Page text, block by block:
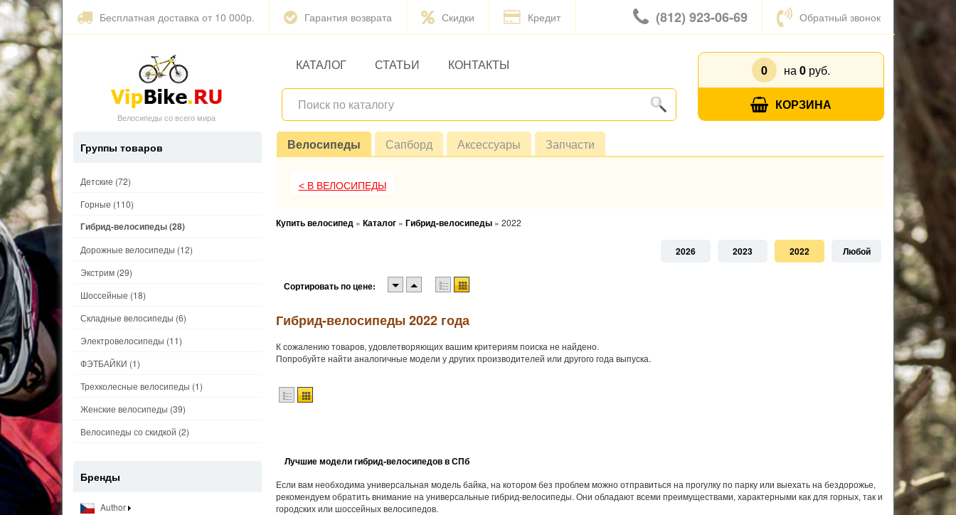
Бесплатная доставка от 10 000р. Гарантия возврата Скидки Кредит (812) 923-06-69 Обратный звонок
Велосипеды со всего мира
КАТАЛОГ СТАТЬИ КОНТАКТЫ 0 на 0руб.
КОРЗИНА
Велосипеды Сапборд Аксессуары Запчасти
< В ВЕЛОСИПЕДЫ
Купить велосипед » Каталог » Гибрид-велосипеды » 2022
2026 2023 2022 Любой
Сортировать по цене:
Гибрид-велосипеды 2022 года
К сожалению товаров, удовлетворяющих вашим критериям поиска не найдено.
Попробуйте найти аналогичные модели у других производителей или другого года выпуска.
Лучшие модели гибрид-велосипедов в СПб
Если вам необходима универсальная модель байка, на котором без проблем можно отправиться на прогулку по парку или выехать на бездорожье,
рекомендуем обратить внимание на универсальные гибрид-велосипеды. Они обладают всеми преимуществами, характерными как для горных, так и
городских или шоссейных велосипедов.
Группы товаров
Детские (72)
Горные (110)
Гибрид-велосипеды(28)
Дорожные велосипеды (12)
Экстрим (29)
Шоссейные (18)
Складные велосипеды (6)
Электровелосипеды (11)
ФЭТБАЙКИ (1)
Трехколесные велосипеды (1)
Женские велосипеды (39)
Велосипеды со скидкой (2)
Бренды
Author